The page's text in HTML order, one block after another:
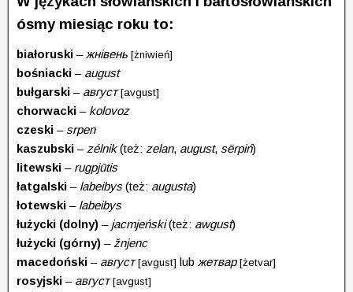
ósmy miesiąc roku to:
białoruski – жнівень [żniwień]
bośniacki – august
bułgarski – август [avgust]
chorwacki – kolovoz
czeski – srpen
kaszubski – zélnik(też: zelan, august, sërpiń)
litewski – rugpjūtis
łatgalski – labeibys(też: augusta)
łotewski – labeibys
łużycki (dolny) – jacmjeński(też: awgust)
łużycki (górny) – žnjenc
macedoński – aвгуст [avgust] lub жетвар [żetvar]
rosyjski – aвгуст [avgust]